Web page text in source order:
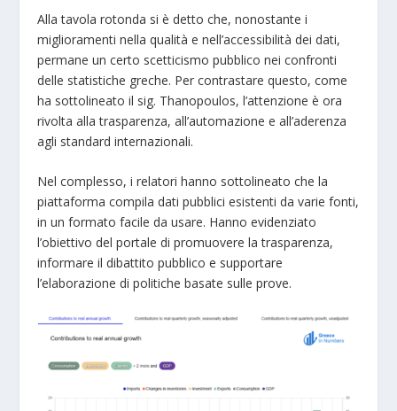
Alla tavola rotonda si è detto che, nonostante i
miglioramenti nella qualità e nell’accessibilità dei dati,
permane un certo scetticismo pubblico nei confronti
delle statistiche greche. Per contrastare questo, come
ha sottolineato il sig. Thanopoulos, l’attenzione è ora
rivolta alla trasparenza, all’automazione e all’aderenza
agli standard internazionali.
Nel complesso, i relatori hanno sottolineato che la
piattaforma compila dati pubblici esistenti da varie fonti,
in un formato facile da usare. Hanno evidenziato
l’obiettivo del portale di promuovere la trasparenza,
informare il dibattito pubblico e supportare
l’elaborazione di politiche basate sulle prove.